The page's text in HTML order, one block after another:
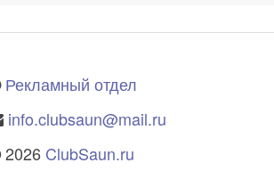
Рекламный отдел
info.clubsaun@mail.ru
2026 ClubSaun.ru